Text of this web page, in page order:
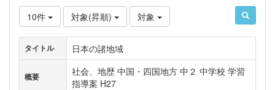
10件 対象(昇順) 対象
タイトル 日本の諸地域
概要
社会、地歴 中国・四国地方 中２ 中学校 学習
指導案 H27